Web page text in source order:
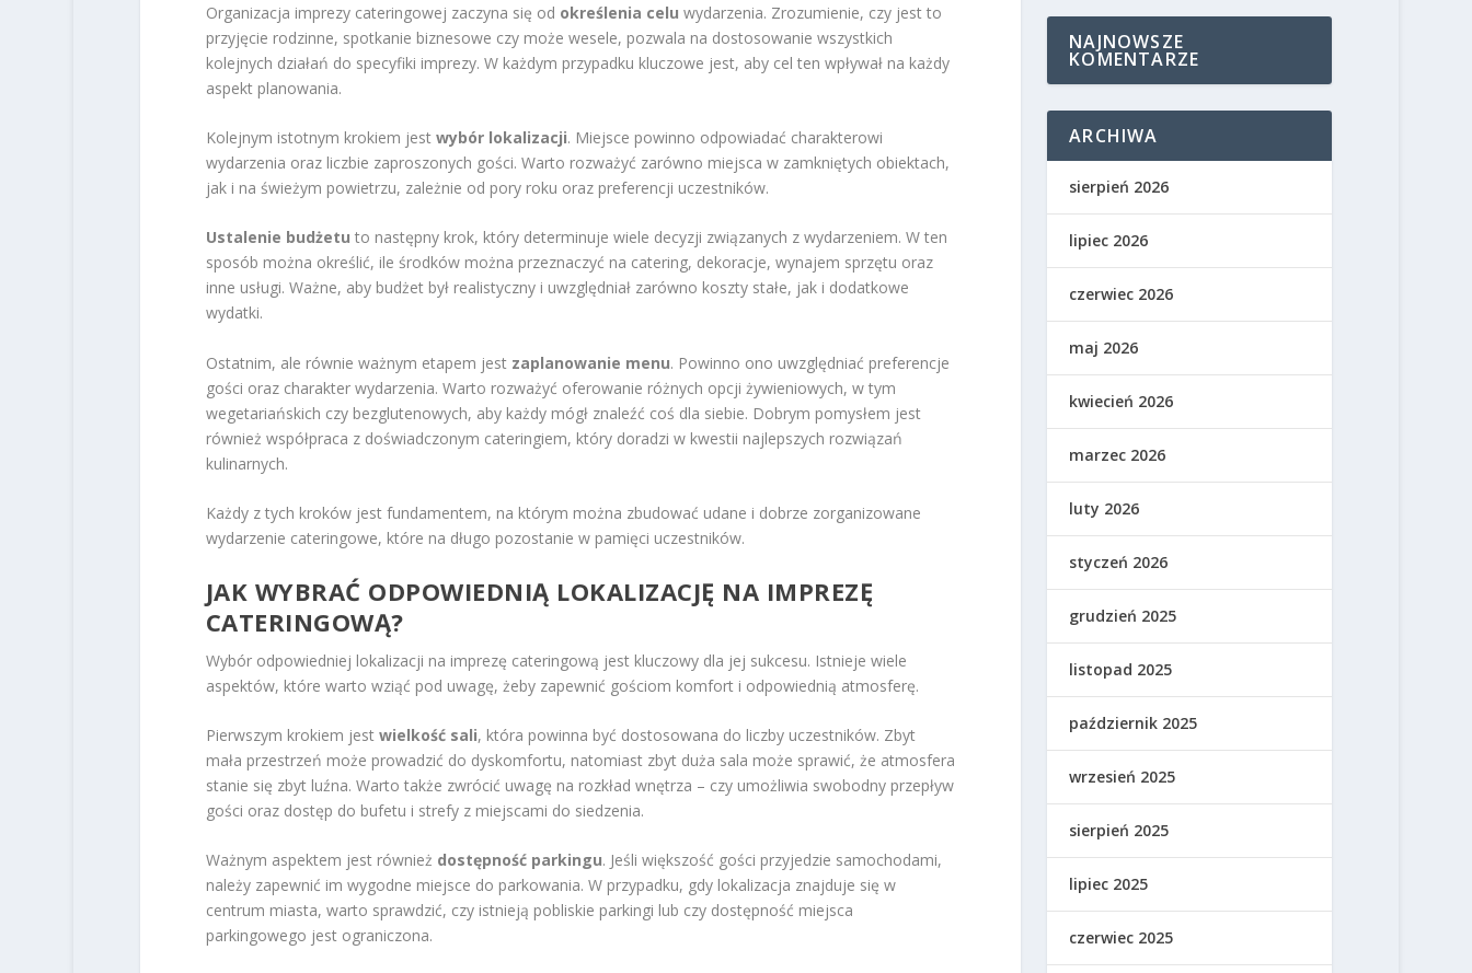
Organizacja imprezy cateringowej zaczyna się od określenia celu wydarzenia. Zrozumienie, czy jest to
przyjęcie rodzinne, spotkanie biznesowe czy może wesele, pozwala na dostosowanie wszystkich
kolejnych działań do specyfiki imprezy. W każdym przypadku kluczowe jest, aby cel ten wpływał na każdy
aspekt planowania.
Kolejnym istotnym krokiem jest wybór lokalizacji. Miejsce powinno odpowiadać charakterowi
wydarzenia oraz liczbie zaproszonych gości. Warto rozważyć zarówno miejsca w zamkniętych obiektach,
jak i na świeżym powietrzu, zależnie od pory roku oraz preferencji uczestników.
Ustalenie budżetu to następny krok, który determinuje wiele decyzji związanych z wydarzeniem. W ten
sposób można określić, ile środków można przeznaczyć na catering, dekoracje, wynajem sprzętu oraz
inne usługi. Ważne, aby budżet był realistyczny i uwzględniał zarówno koszty stałe, jak i dodatkowe
wydatki.
Ostatnim, ale równie ważnym etapem jest zaplanowanie menu. Powinno ono uwzględniać preferencje
gości oraz charakter wydarzenia. Warto rozważyć oferowanie różnych opcji żywieniowych, w tym
wegetariańskich czy bezglutenowych, aby każdy mógł znaleźć coś dla siebie. Dobrym pomysłem jest
również współpraca z doświadczonym cateringiem, który doradzi w kwestii najlepszych rozwiązań
kulinarnych.
Każdy z tych kroków jest fundamentem, na którym można zbudować udane i dobrze zorganizowane
wydarzenie cateringowe, które na długo pozostanie w pamięci uczestników.
JAK WYBRAĆ ODPOWIEDNIĄ LOKALIZACJĘ NA IMPREZĘ
CATERINGOWĄ?
Wybór odpowiedniej lokalizacji na imprezę cateringową jest kluczowy dla jej sukcesu. Istnieje wiele
aspektów, które warto wziąć pod uwagę, żeby zapewnić gościom komfort i odpowiednią atmosferę.
Pierwszym krokiem jest wielkość sali, która powinna być dostosowana do liczby uczestników. Zbyt
mała przestrzeń może prowadzić do dyskomfortu, natomiast zbyt duża sala może sprawić, że atmosfera
stanie się zbyt luźna. Warto także zwrócić uwagę na rozkład wnętrza – czy umożliwia swobodny przepływ
gości oraz dostęp do bufetu i strefy z miejscami do siedzenia.
Ważnym aspektem jest również dostępność parkingu. Jeśli większość gości przyjedzie samochodami,
należy zapewnić im wygodne miejsce do parkowania. W przypadku, gdy lokalizacja znajduje się w
centrum miasta, warto sprawdzić, czy istnieją pobliskie parkingi lub czy dostępność miejsca
parkingowego jest ograniczona.
NAJNOWSZE
KOMENTARZE
ARCHIWA
sierpień 2026
lipiec 2026
czerwiec 2026
maj 2026
kwiecień 2026
marzec 2026
luty 2026
styczeń 2026
grudzień 2025
listopad 2025
październik 2025
wrzesień 2025
sierpień 2025
lipiec 2025
czerwiec 2025